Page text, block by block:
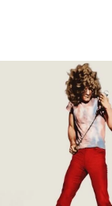
イベント
YouTube
会社情報